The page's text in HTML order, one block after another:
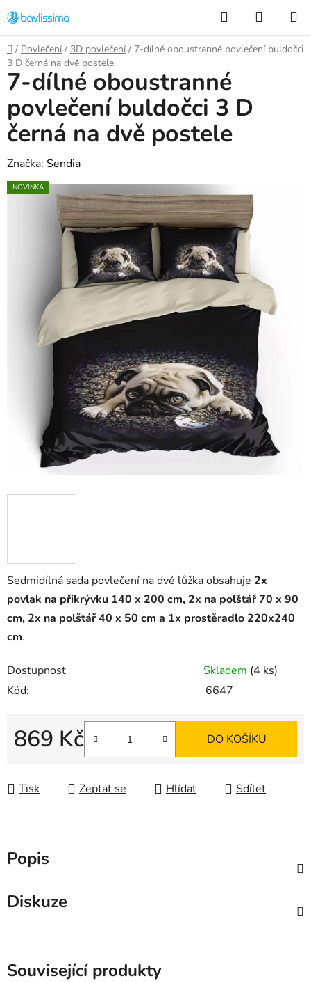
na
obsah
Hledat
KOŠÍK
Domů
/ Povlečení / 3D povlečení / 7-dílné oboustranné povlečení buldočci
3 D černá na dvě postele
Sedmidílná sada povlečení na dvě lůžka obsahuje 2x
povlak na přikrývku 140 x 200 cm, 2x na polštář 70 x 90
cm, 2x na polštář 40 x 50 cm a 1x prostěradlo 220x240
cm.
Dostupnost Skladem (4 ks)
Kód:
6647
869 Kč DO KOŠÍKU
Tisk Zeptat se Hlídat Sdílet
7-dílné oboustranné
povlečení buldočci 3 D
černá na dvě postele
Značka: Sendia
NOVINKA
Popis
Diskuze
Související produkty